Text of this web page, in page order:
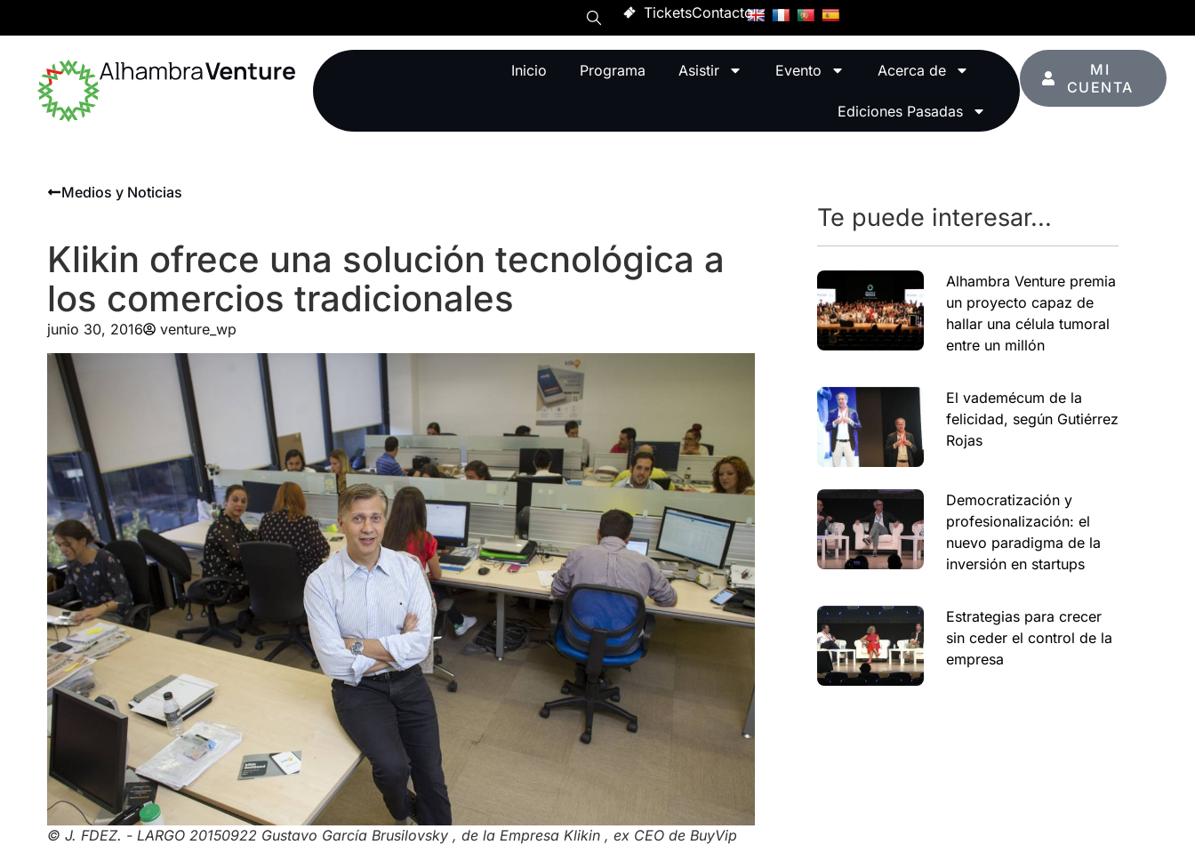
TicketsContacto
Inicio Programa Asistir Evento Acerca de
Ediciones Pasadas
MI
CUENTA
Medios y Noticias
Klikin ofrece una solución tecnológica a
los comercios tradicionales
junio 30, 2016 venture_wp
© J. FDEZ. - LARGO 20150922 Gustavo García Brusilovsky , de la Empresa Klikin , ex CEO de BuyVip
Te puede interesar...
Alhambra Venture premia
un proyecto capaz de
hallar una célula tumoral
entre un millón
El vademécum de la
felicidad, según Gutiérrez
Rojas
Democratización y
profesionalización: el
nuevo paradigma de la
inversión en startups
Estrategias para crecer
sin ceder el control de la
empresa